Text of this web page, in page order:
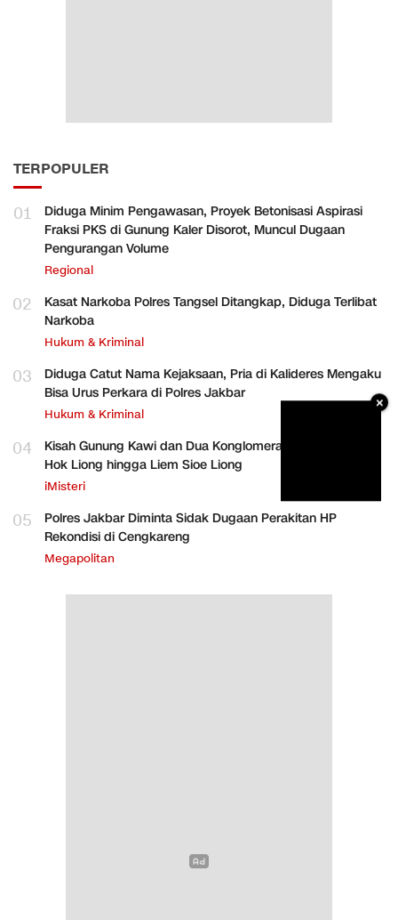
TERPOPULER
01
Diduga Minim Pengawasan, Proyek Betonisasi Aspirasi
Fraksi PKS di Gunung Kaler Disorot, Muncul Dugaan
Pengurangan Volume
Regional
02
Kasat Narkoba Polres Tangsel Ditangkap, Diduga Terlibat
Narkoba
Hukum & Kriminal
03
Diduga Catut Nama Kejaksaan, Pria di Kalideres Mengaku
Bisa Urus Perkara di Polres Jakbar
Hukum & Kriminal
04
Kisah Gunung Kawi dan Dua Konglomerat Indonesia Ong
Hok Liong hingga Liem Sioe Liong
iMisteri
05
Polres Jakbar Diminta Sidak Dugaan Perakitan HP
Rekondisi di Cengkareng
Megapolitan
×